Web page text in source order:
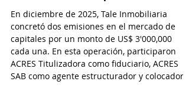
En diciembre de 2025, Tale Inmobiliaria
concretó dos emisiones en el mercado de
capitales por un monto de US$ 3'000,000
cada una. En esta operación, participaron
ACRES Titulizadora como fiduciario, ACRES
SAB como agente estructurador y colocador,